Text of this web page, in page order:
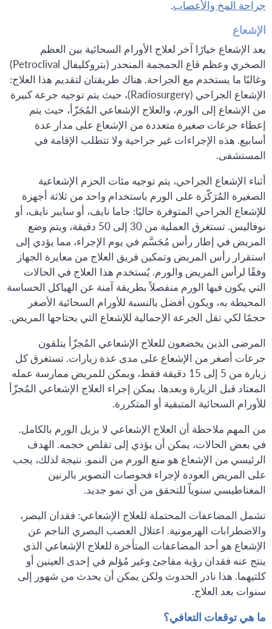
جراحة المخ والأعصاب.
الإشعاع
يعد الإشعاع خيارًا آخر لعلاج الأورام السحائية بين العظم
الصخري وعظم قاع الجمجمة المنحدر (بتروكليفال Petroclival)
وغالبًا ما يستخدم مع الجراحة. هناك طريقتان لتقديم هذا العلاج:
الإشعاع الجراحي (Radiosurgery)، حيث يتم توجيه جرعة كبيرة
من الإشعاع إلى الورم، والعلاج الإشعاعي المُجَزّأ، حيث يتم
إعطاء جرعات صغيرة متعددة من الإشعاع على مدار عدة
أسابيع. هذه الإجراءات غير جراحية ولا تتطلب الإقامة في
المستشفى.
أثناء الإشعاع الجراحي، يتم توجيه مئات الحزم الإشعاعية
الصغيرة المُرَكّزة على الورم باستخدام واحد من ثلاثة أجهزة
للإشعاع الجراحي المتوفرة حاليًا: جاما نايف، أو سايبر نايف، أو
نوفاليس. تستغرق العملية من 30 إلى 50 دقيقة، ويتم وضع
المريض في إطار رأس مُجَسَّم في يوم الإجراء، مما يؤدي إلى
استقرار رأس المريض وتمكين فريق العلاج من معايرة الجهاز
وفقًا لرأس المريض والورم. يُستخدم هذا العلاج في الحالات
التي يكون فيها الورم منفصلاً بطريقة آمنة عن الهياكل الحساسة
المحيطة به، ويكون أفضل بالنسبة للأورام السحائية الأصغر
حجمًا لكي تقل الجرعة الإجمالية للإشعاع التي يحتاجها المريض.
المرضى الذين يخضعون للعلاج الإشعاعي المُجزّأ يتلقون
جرعات أصغر من الإشعاع على مدى عدة زيارات. تستغرق كل
زيارة من 5 إلى 15 دقيقة فقط، ويمكن للمريض ممارسة عمله
المعتاد قبل الزيارة وبعدها. يمكن إجراء العلاج الإشعاعي المُجزّأ
للأورام السحائية المتبقية أو المتكررة.
من المهم ملاحظة أن العلاج الإشعاعي لا يزيل الورم بالكامل.
في بعض الحالات، يمكن أن يؤدي إلى تقلص حجمه. الهدف
الرئيسي من الإشعاع هو منع الورم من النمو. نتيجة لذلك، يجب
على المريض العودة لإجراء فحوصات التصوير بالرنين
المغناطيسي سنوياً للتحقق من أي نمو جديد.
تشمل المضاعفات المحتملة للعلاج الإشعاعي: فقدان البصر،
والاضطرابات الهرمونية. اعتلال العصب البصري الناجم عن
الإشعاع هو أحد المضاعفات المتأخرة للعلاج الإشعاعي الذي
ينتج عنه فقدان رؤية مفاجئ وغير مُؤلم في إحدى العينين أو
كلتيهما. هذا نادر الحدوث ولكن يمكن أن يحدث من شهور إلى
سنوات بعد العلاج.
ما هي توقعات التعافي؟